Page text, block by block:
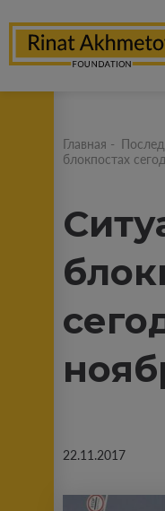
Главная -
блокпостах
22.11.2017